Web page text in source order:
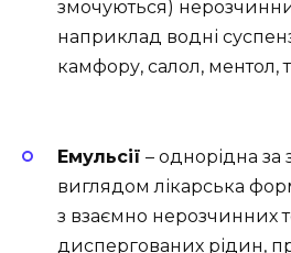
змочуються)
наприклад водні
камфору, салол, ментол,
Емульсії – однорідна за
виглядом лікарська
з взаємно нерозчинних
диспергованих рідин,